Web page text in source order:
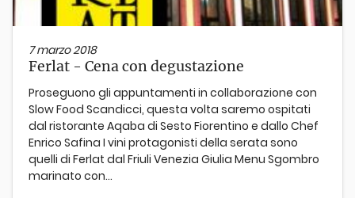
7 marzo 2018
Ferlat - Cena con degustazione
Proseguono gli appuntamenti in collaborazione con
Slow Food Scandicci, questa volta saremo ospitati
dal ristorante Aqaba di Sesto Fiorentino e dallo Chef
Enrico Safina I vini protagonisti della serata sono
quelli di Ferlat dal Friuli Venezia Giulia Menu Sgombro
marinato con...